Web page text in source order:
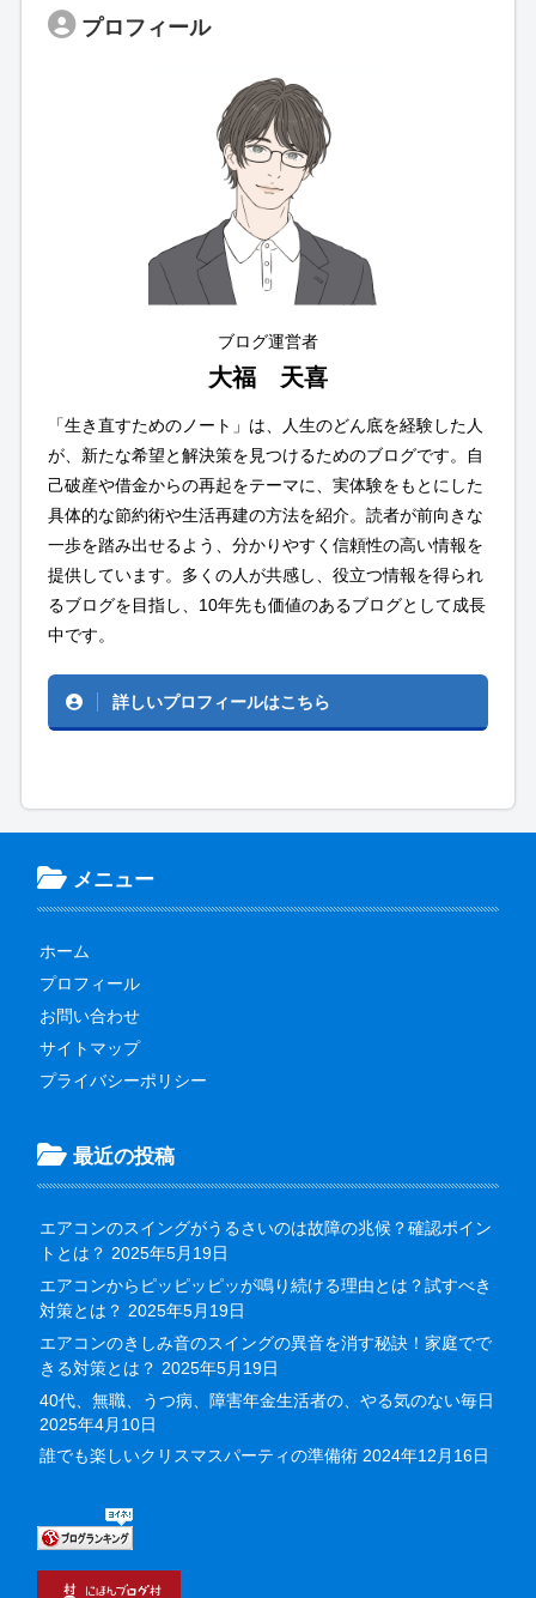
プロフィール
ブログ運営者
大福 天喜
「生き直すためのノート」は、人生のどん底を経験した人
が、新たな希望と解決策を見つけるためのブログです。自
己破産や借金からの再起をテーマに、実体験をもとにした
具体的な節約術や生活再建の方法を紹介。読者が前向きな
一歩を踏み出せるよう、分かりやすく信頼性の高い情報を
提供しています。多くの人が共感し、役立つ情報を得られ
るブログを目指し、10年先も価値のあるブログとして成長
中です。
詳しいプロフィールはこちら
メニュー
ホーム
プロフィール
お問い合わせ
サイトマップ
プライバシーポリシー
最近の投稿
エアコンのスイングがうるさいのは故障の兆候？確認ポイン
トとは？ 2025年5月19日
エアコンからピッピッピッが鳴り続ける理由とは？試すべき
対策とは？ 2025年5月19日
エアコンのきしみ音のスイングの異音を消す秘訣！家庭でで
きる対策とは？ 2025年5月19日
40代、無職、うつ病、障害年金生活者の、やる気のない毎日
2025年4月10日
誰でも楽しいクリスマスパーティの準備術 2024年12月16日